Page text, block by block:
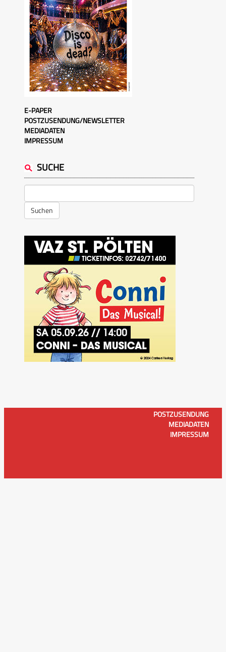
E-PAPER
POSTZUSENDUNG/NEWSLETTER
MEDIADATEN
IMPRESSUM
SUCHE
Suchen
POSTZUSENDUNG
MEDIADATEN
IMPRESSUM